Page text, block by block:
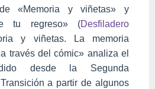
«Memoria y viñetas» y
tu regreso» (Desfiladero
y viñetas. La memoria
través del cómic» analiza el
desde la Segunda
a partir de algunos